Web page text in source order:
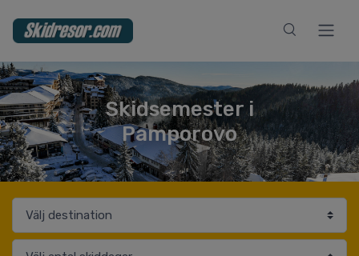
Skidsemester i
Pamporovo